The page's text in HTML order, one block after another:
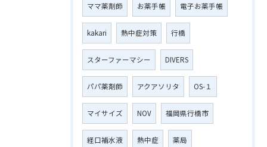
ママ薬剤師 お薬手帳 電子お薬手帳
kakari 熱中症対策 行橋
スターファーマシー DIVERS
パパ薬剤師 アクアソリタ OS-１
マイサイズ NOV 福岡県行橋市
経口補水液 熱中症 薬局